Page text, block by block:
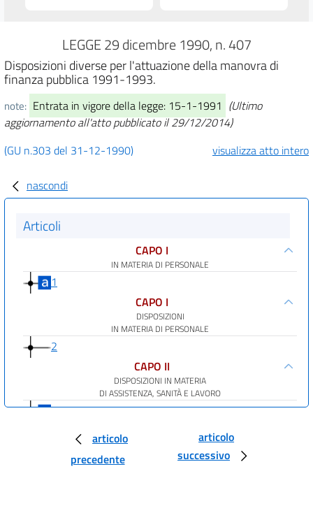
LEGGE 29 dicembre 1990, n. 407
Disposizioni diverse per l'attuazione della manovra di
finanza pubblica 1991-1993.
note: Entrata in vigore della legge: 15-1-1991 (Ultimo
aggiornamento all'atto pubblicato il 29/12/2014)
(GU n.303 del 31-12-1990)
visualizza atto intero
nascondi
Articoli
CAPO I
IN MATERIA DI PERSONALE
1
CAPO I
DISPOSIZIONI
IN MATERIA DI PERSONALE
2
CAPO II
DISPOSIZIONI IN MATERIA
DI ASSISTENZA, SANITÀ E LAVORO
3
articolo
precedente
articolo
successivo